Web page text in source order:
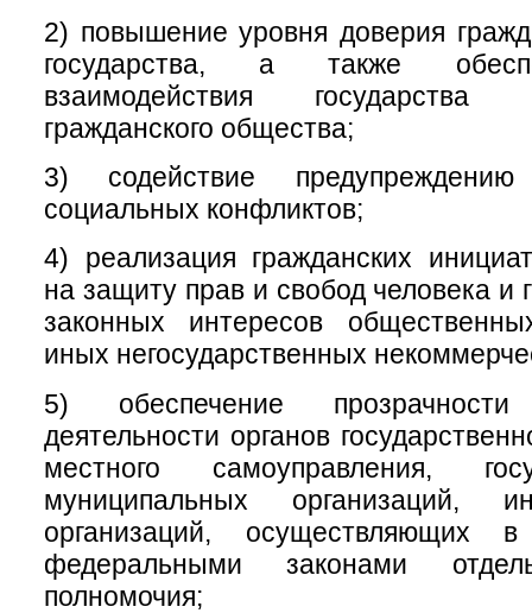
2) повышение уровня доверия
государства, а также
взаимодействия
гражданского общества;
3) содействие
социальных конфликтов;
4) реализация гражданских
на защиту прав и свобод человека и
законных интересов
иных негосударственных
5) обеспечение
деятельности органов
местного самоуправления,
муниципальных организаций,
организаций, осуществляющих
федеральными законами
полномочия;